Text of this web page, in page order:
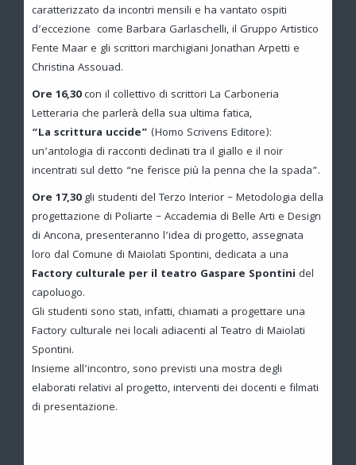
caratterizzato da incontri mensili e ha vantato ospiti
d’eccezione come Barbara Garlaschelli, il Gruppo Artistico
Fente Maar e gli scrittori marchigiani Jonathan Arpetti e
Christina Assouad.
Ore 16,30con il collettivo di scrittori La Carboneria
Letteraria che parlerà della sua ultima fatica,
“La scrittura uccide” (Homo Scrivens Editore):
un’antologia di racconti declinati tra il giallo e il noir
incentrati sul detto “ne ferisce più la penna che la spada”.
Ore 17,30gli studenti del Terzo Interior – Metodologia della
progettazione di Poliarte – Accademia di Belle Arti e Design
di Ancona, presenteranno l’idea di progetto, assegnata
loro dal Comune di Maiolati Spontini, dedicata a una
Factory culturale per il teatro Gaspare Spontini del
capoluogo.
Gli studenti sono stati, infatti, chiamati a progettare una
Factory culturale nei locali adiacenti al Teatro di Maiolati
Spontini.
Insieme all’incontro, sono previsti una mostra degli
elaborati relativi al progetto, interventi dei docenti e filmati
di presentazione.